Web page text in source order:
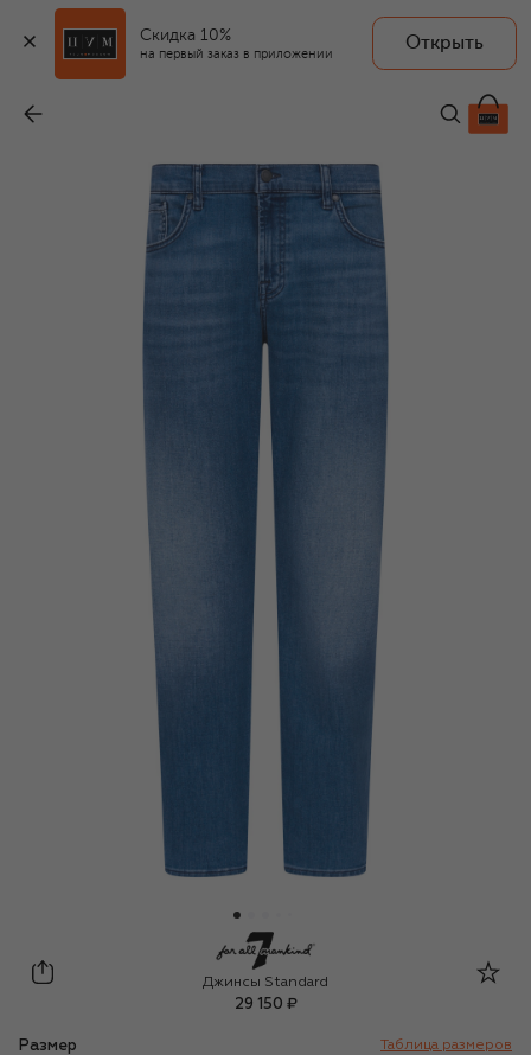
Скидка 10%
на первый заказ в приложении
Открыть
29 150 ₽
7 For All Mankind
Джинсы Standard
29 150 ₽
Размер Таблица размеров